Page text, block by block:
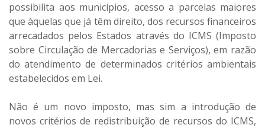
possibilita aos municípios, acesso a parcelas maiores
que àquelas que já têm direito, dos recursos financeiros
arrecadados pelos Estados através do ICMS (Imposto
sobre Circulação de Mercadorias e Serviços), em razão
do atendimento de determinados critérios ambientais
estabelecidos em Lei.
Não é um novo imposto, mas sim a introdução de
novos critérios de redistribuição de recursos do ICMS,